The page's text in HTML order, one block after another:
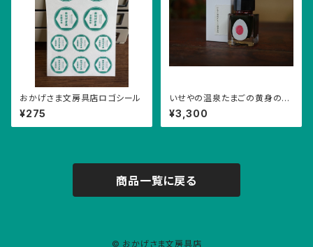
おかげさま文房具店ロゴシール
¥275
いせやの温泉たまごの黄身の
色 インク
¥3,300
商品一覧に戻る
© おかげさま文房具店